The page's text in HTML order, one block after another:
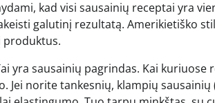
kad visi sausainių receptai yra
galutinį rezultatą. Amerikietiško
produktus.
yra sausainių pagrindas. Kai
Jei norite tankesnių, klampių sausainių